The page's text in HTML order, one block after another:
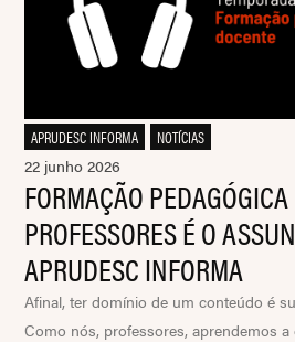
APRUDESC INFORMA
NOTÍCIAS
22 junho 2026
FORMAÇÃO
PROFESSORES É O
APRUDESC INFORMA
Afinal, ter domínio de um conteúdo é
Como nós, professores, aprendemos